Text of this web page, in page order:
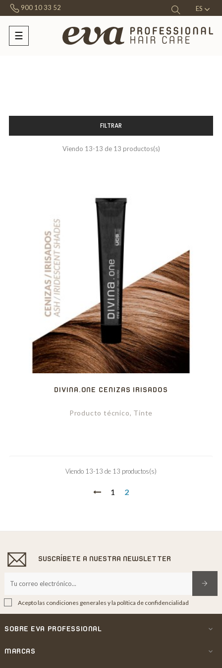
900 10 33 52 ES
Navegación
de
☰
FILTRAR
Viendo 13-13 de 13 productos(s)
DIVINA.ONE CENIZAS IRISADOS
Producto técnico, Tinte
Viendo 13-13 de 13 productos(s)
1 2
SUSCRÍBETE A NUESTRA NEWSLETTER
Acepto las condiciones generales y la política de confidencialidad
SOBRE EVA PROFESSIONAL 
MARCAS 